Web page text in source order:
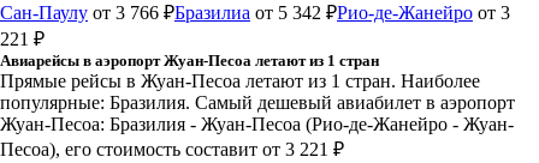
Сан-Паулу от 3 766 ₽Бразилиа от 5 342 ₽Рио-де-Жанейро от 3
221 ₽
Авиарейсы в аэропорт Жуан-Песоа летают из 1 стран
Прямые рейсы в Жуан-Песоа летают из 1 стран. Наиболее
популярные: Бразилия. Самый дешевый авиабилет в аэропорт
Жуан-Песоа: Бразилия - Жуан-Песоа (Рио-де-Жанейро - Жуан-
Песоа), его стоимость составит от 3 221 ₽